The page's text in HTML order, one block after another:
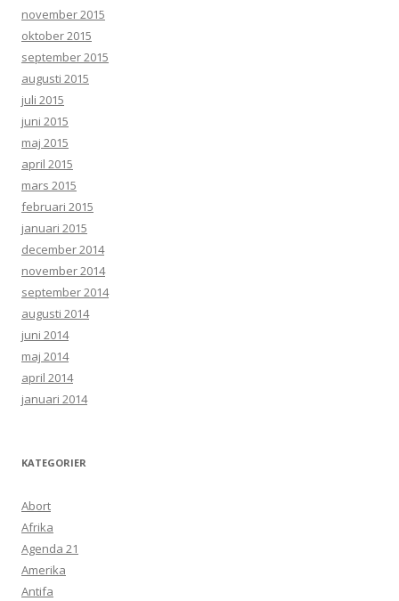
november 2015
oktober 2015
september 2015
augusti 2015
juli 2015
juni 2015
maj 2015
april 2015
mars 2015
februari 2015
januari 2015
december 2014
november 2014
september 2014
augusti 2014
juni 2014
maj 2014
april 2014
januari 2014
KATEGORIER
Abort
Afrika
Agenda 21
Amerika
Antifa